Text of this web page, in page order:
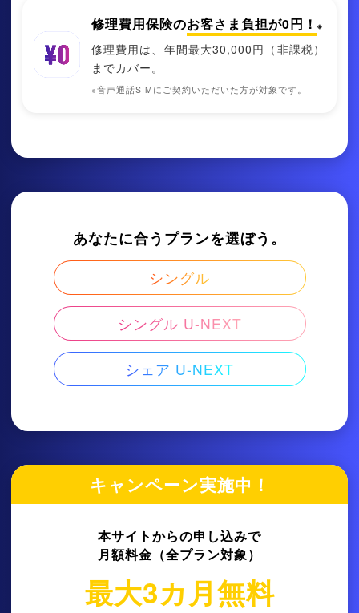
修理費用保険のお客さま負担が0円！ ※
修理費用は、年間最大30,000円（非課税）
までカバー。
※音声通話SIMにご契約いただいた方が対象です。
あなたに合うプランを選ぼう。
シングル
シングル U-NEXT
シェア U-NEXT
キャンペーン実施中！
本サイトからの申し込みで
月額料金（全プラン対象）
最大3カ月無料